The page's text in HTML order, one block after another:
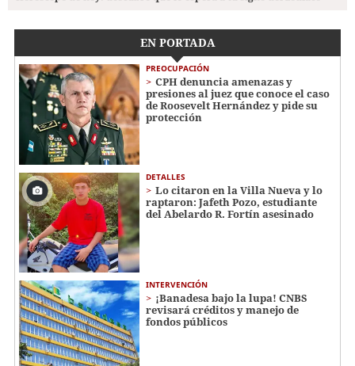
EN PORTADA
PREOCUPACIÓN
CPH denuncia amenazas y
presiones al juez que conoce el caso
de Roosevelt Hernández y pide su
protección
DETALLES
Lo citaron en la Villa Nueva y lo
raptaron: Jafeth Pozo, estudiante
del Abelardo R. Fortín asesinado
INTERVENCIÓN
¡Banadesa bajo la lupa! CNBS
revisará créditos y manejo de
fondos públicos